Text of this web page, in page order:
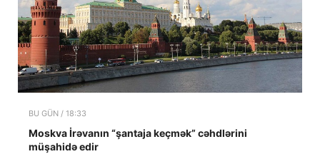
BU GÜN / 18:33
Moskva İrəvanın “şantaja keçmək” cəhdlərini
müşahidə edir